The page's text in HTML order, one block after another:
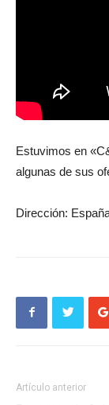
Estuvimos en
algunas de sus
Dirección:
Artículo anterior